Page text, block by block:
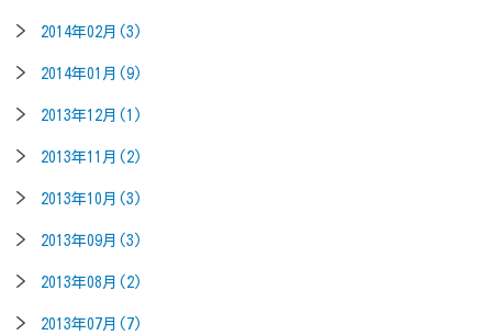
2014年02月(3)
2014年01月(9)
2013年12月(1)
2013年11月(2)
2013年10月(3)
2013年09月(3)
2013年08月(2)
2013年07月(7)